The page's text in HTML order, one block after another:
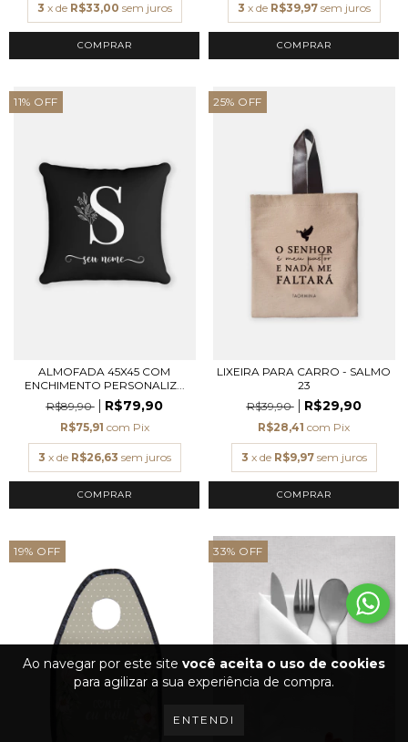
Ao navegar por este site você aceita o uso de cookies
para agilizar a sua experiência de compra.
ENTENDI
3 x de R$33,00 sem juros 3 x de R$39,97 sem juros
11% OFF
ALMOFADA 45X45 COM
ENCHIMENTO PERSONALIZ...
R$89,90
R$79,90
R$75,91 com Pix
3 x de R$26,63 sem juros
COMPRAR
25% OFF
LIXEIRA PARA CARRO - SALMO
23
R$39,90
R$29,90
R$28,41 com Pix
3 x de R$9,97 sem juros
19% OFF 33% OFF